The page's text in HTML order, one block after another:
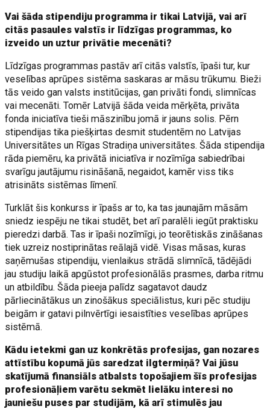
Vai šāda stipendiju programma ir tikai Latvijā, vai arī
citās pasaules valstīs ir līdzīgas programmas, ko
izveido un uztur privātie mecenāti?
Līdzīgas programmas pastāv arī citās valstīs, īpaši tur, kur
veselības aprūpes sistēma saskaras ar māsu trūkumu. Bieži
tās veido gan valsts institūcijas, gan privāti fondi, slimnīcas
vai mecenāti. Tomēr Latvijā šāda veida mērķēta, privāta
fonda iniciatīva tieši māszinību jomā ir jauns solis. Pērn
stipendijas tika piešķirtas desmit studentēm no Latvijas
Universitātes un Rīgas Stradiņa universitātes. Šāda stipendija
rāda piemēru, ka privātā iniciatīva ir nozīmīga sabiedrībai
svarīgu jautājumu risināšanā, negaidot, kamēr viss tiks
atrisināts sistēmas līmenī.
Turklāt šis konkurss ir īpašs ar to, ka tas jaunajām māsām
sniedz iespēju ne tikai studēt, bet arī paralēli iegūt praktisku
pieredzi darbā. Tas ir īpaši nozīmīgi, jo teorētiskās zināšanas
tiek uzreiz nostiprinātas reālajā vidē. Visas māsas, kuras
saņēmušas stipendiju, vienlaikus strādā slimnīcā, tādējādi
jau studiju laikā apgūstot profesionālās prasmes, darba ritmu
un atbildību. Šāda pieeja palīdz sagatavot daudz
pārliecinātākus un zinošākus speciālistus, kuri pēc studiju
beigām ir gatavi pilnvērtīgi iesaistīties veselības aprūpes
sistēmā.
Kādu ietekmi gan uz konkrētās profesijas, gan nozares
attīstību kopumā jūs saredzat ilgtermiņā? Vai jūsu
skatījumā finansiāls atbalsts topošajiem šīs profesijas
profesionāļiem varētu sekmēt lielāku interesi no
jauniešu puses par studijām, kā arī stimulēs jau